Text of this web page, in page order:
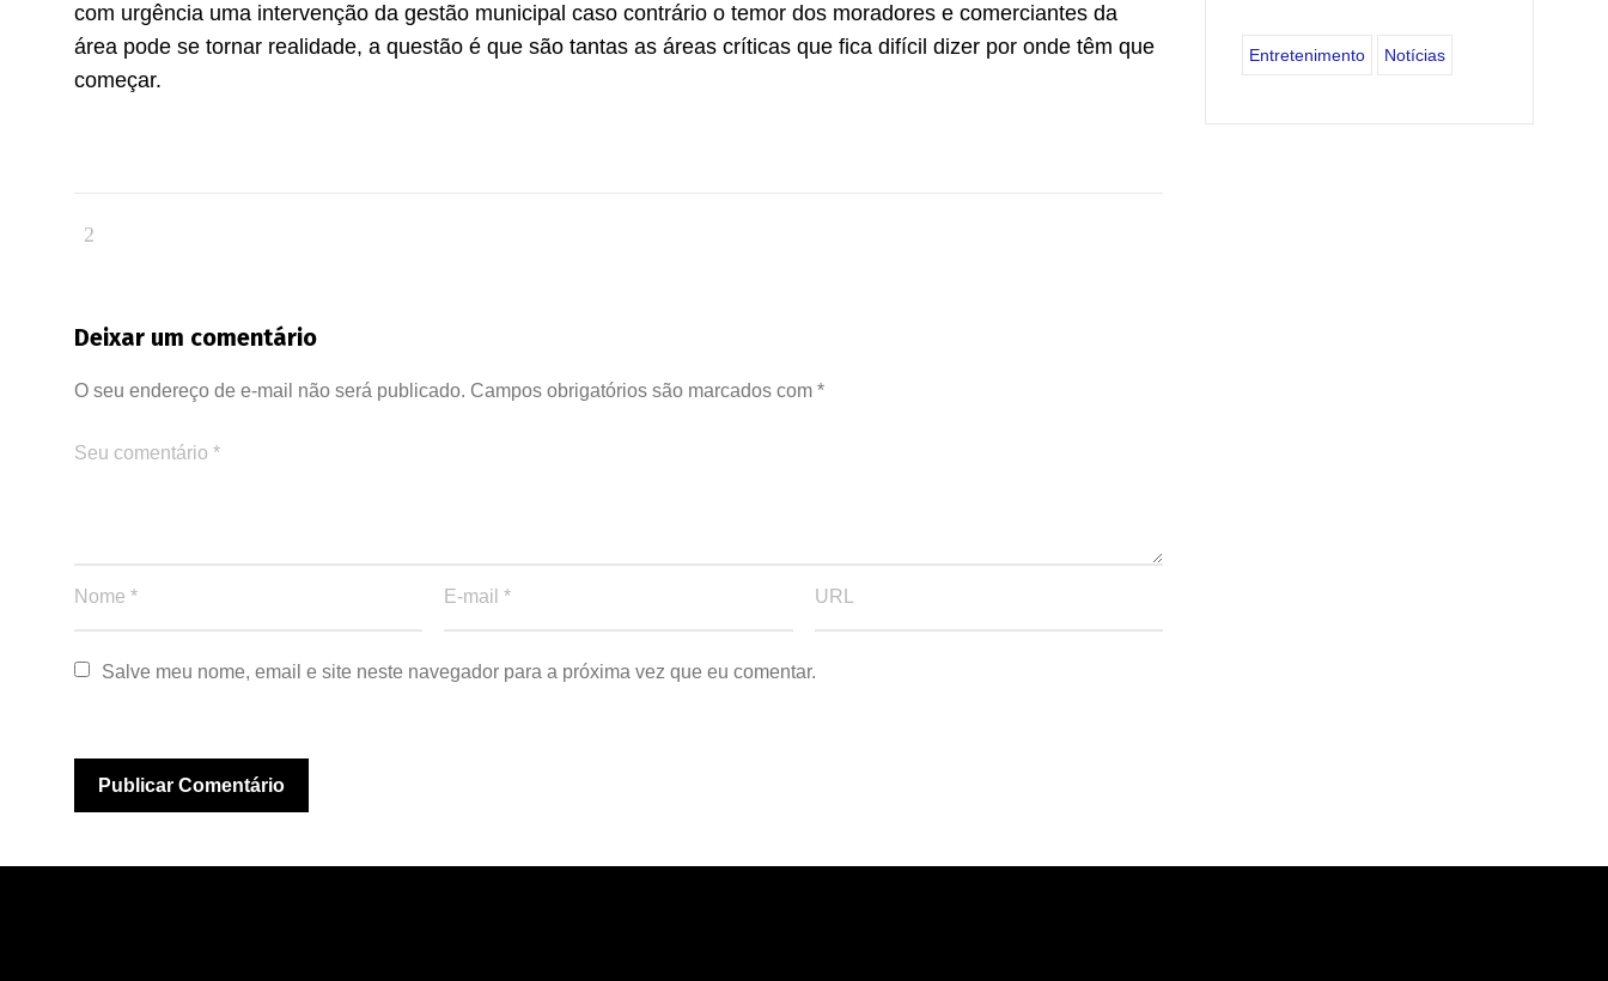
com urgência uma intervenção da gestão municipal caso contrário o temor dos moradores e comerciantes da
área pode se tornar realidade, a questão é que são tantas as áreas críticas que fica difícil dizer por onde têm que
começar.
Deixar um comentário
O seu endereço de e-mail não será publicado. Campos obrigatórios são marcados com *
Salve meu nome, email e site neste navegador para a próxima vez que eu comentar.
Entretenimento Notícias